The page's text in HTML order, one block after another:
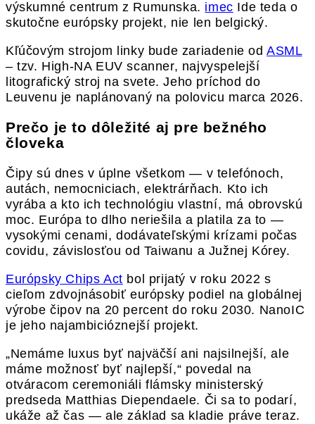
výskumné centrum z Rumunska. imec Ide teda o
skutočne európsky projekt, nie len belgický.
Kľúčovým strojom linky bude zariadenie odASML
– tzv. High-NA EUV scanner, najvyspelejší
litografický stroj na svete. Jeho príchod do
Leuvenu je naplánovaný na polovicu marca 2026.
Prečo je to dôležité aj pre bežného
človeka
Čipy sú dnes v úplne všetkom — v telefónoch,
autách, nemocniciach, elektrárňach. Kto ich
vyrába a kto ich technológiu vlastní, má obrovskú
moc. Európa to dlho neriešila a platila za to —
vysokými cenami, dodávateľskými krízami počas
covidu, závislosťou od Taiwanu a Južnej Kórey.
Európsky Chips Act bol prijatý v roku 2022 s
cieľom zdvojnásobiť európsky podiel na globálnej
výrobe čipov na 20 percent do roku 2030. NanoIC
je jeho najambicióznejší projekt.
„Nemáme luxus byť najväčší ani najsilnejší, ale
máme možnosť byť najlepší,“ povedal na
otváracom ceremoniáli flámsky ministerský
predseda Matthias Diependaele. Či sa to podarí,
ukáže až čas — ale základ sa kladie práve teraz.